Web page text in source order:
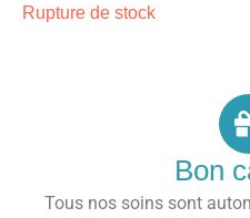
Rupture de stock
Bon
Tous nos soins sont